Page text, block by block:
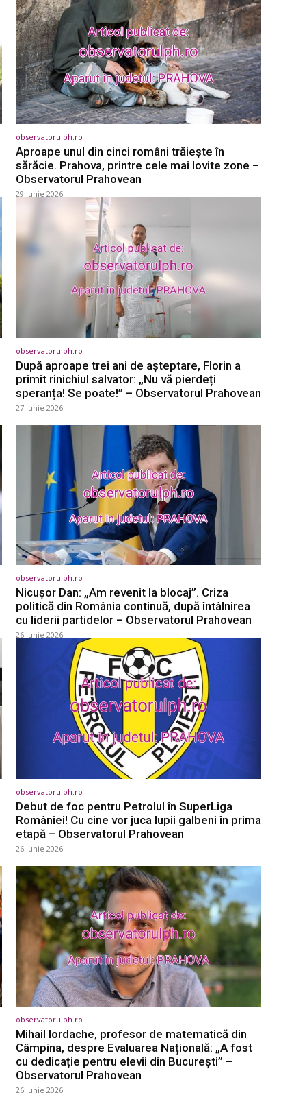
observatorulph.ro
Aproape unul din cinci români trăiește în
sărăcie. Prahova, printre cele mai lovite zone –
Observatorul Prahovean
29 iunie 2026
observatorulph.ro
După aproape trei ani de așteptare, Florin a
primit rinichiul salvator: „Nu vă pierdeți
speranța! Se poate!” – Observatorul Prahovean
27 iunie 2026
observatorulph.ro
Nicușor Dan: „Am revenit la blocaj”. Criza
politică din România continuă, după întâlnirea
cu liderii partidelor – Observatorul Prahovean
26 iunie 2026
observatorulph.ro
Debut de foc pentru Petrolul în SuperLiga
României! Cu cine vor juca lupii galbeni în prima
etapă – Observatorul Prahovean
26 iunie 2026
observatorulph.ro
Mihail Iordache, profesor de matematică din
Câmpina, despre Evaluarea Națională: „A fost
cu dedicație pentru elevii din București” –
Observatorul Prahovean
26 iunie 2026